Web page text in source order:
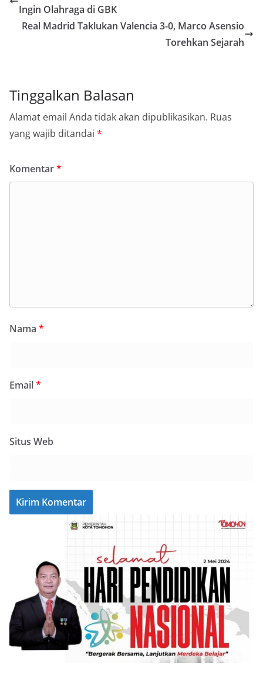
Ingin Olahraga di GBK
Real Madrid Taklukan Valencia 3-0, Marco Asensio
Torehkan Sejarah
Tinggalkan Balasan
Alamat email Anda tidak akan dipublikasikan. Ruas
yang wajib ditandai *
Komentar*
Nama *
Email*
Situs Web